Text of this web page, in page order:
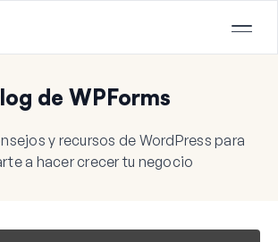
de WPForms
y recursos de WordPress para
a hacer crecer tu negocio